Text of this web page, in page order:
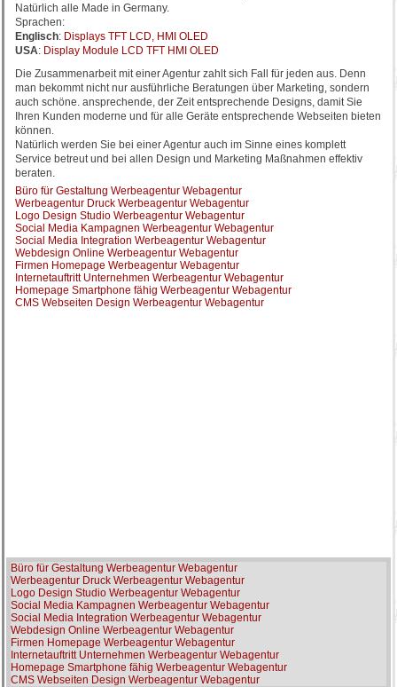
Natürlich alle Made in Germany.
Sprachen:
Englisch: Displays TFT LCD, HMI OLED
USA: Display Module LCD TFT HMI OLED
Die Zusammenarbeit mit einer Agentur zahlt sich Fall für jeden aus. Denn
man bekommt nicht nur ausführliche Beratungen über Marketing, sondern
auch schöne. ansprechende, der Zeit entsprechende Designs, damit Sie
Ihren Kunden moderne und für alle Geräte entsprechende Webseiten bieten
können.
Natürlich werden Sie bei einer Agentur auch im Sinne eines komplett
Service betreut und bei allen Design und Marketing Maßnahmen effektiv
beraten.
Büro für Gestaltung Werbeagentur Webagentur
Werbeagentur Druck Werbeagentur Webagentur
Logo Design Studio Werbeagentur Webagentur
Social Media Kampagnen Werbeagentur Webagentur
Social Media Integration Werbeagentur Webagentur
Webdesign Online Werbeagentur Webagentur
Firmen Homepage Werbeagentur Webagentur
Internetauftritt Unternehmen Werbeagentur Webagentur
Homepage Smartphone fähig Werbeagentur Webagentur
CMS Webseiten Design Werbeagentur Webagentur
Büro für Gestaltung Werbeagentur Webagentur
Werbeagentur Druck Werbeagentur Webagentur
Logo Design Studio Werbeagentur Webagentur
Social Media Kampagnen Werbeagentur Webagentur
Social Media Integration Werbeagentur Webagentur
Webdesign Online Werbeagentur Webagentur
Firmen Homepage Werbeagentur Webagentur
Internetauftritt Unternehmen Werbeagentur Webagentur
Homepage Smartphone fähig Werbeagentur Webagentur
CMS Webseiten Design Werbeagentur Webagentur